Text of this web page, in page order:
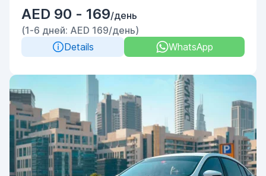
AED 90 - 169/день
(1-6 дней: AED 169/день)
Details
WhatsApp